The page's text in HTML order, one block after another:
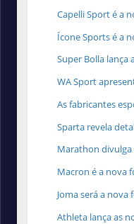
Capelli Sport é a
Ícone Sports é a
Super Bolla lança
WA Sport
As fabricantes
Sparta revela
Marathon divulga
Macron é a nova
Joma será a
Athleta lança as